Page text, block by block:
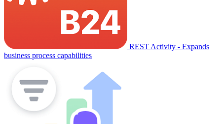
REST Activity - Expands
business process capabilities